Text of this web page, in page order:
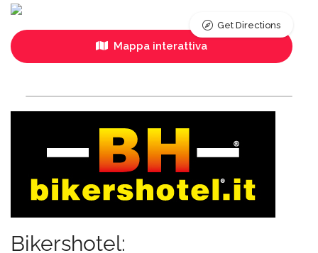
Mappa interattiva
Get Directions
Bikershotel: